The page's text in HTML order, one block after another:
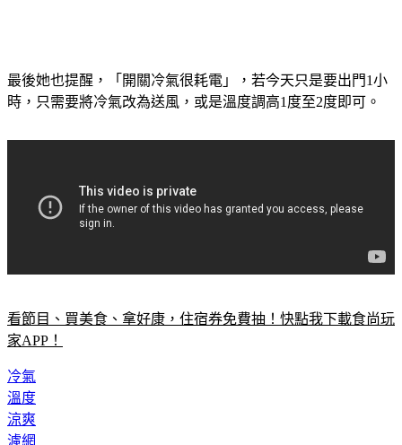
最後她也提醒，「開關冷氣很耗電」，若今天只是要出門1小
時，只需要將冷氣改為送風，或是溫度調高1度至2度即可。
看節目、買美食、拿好康，住宿券免費抽！快點我下載食尚玩
家APP！
冷氣
溫度
涼爽
濾網